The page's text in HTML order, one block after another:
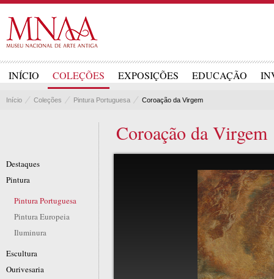
INÍCIO COLEÇÕES EXPOSIÇÕES EDUCAÇÃO
Início Coleções Pintura Portuguesa Coroação da Virgem
Coroação da Virgem
Destaques
Pintura
Pintura Portuguesa
Pintura Europeia
Iluminura
Escultura
Ourivesaria